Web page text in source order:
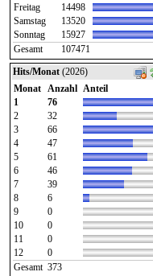
Freitag
14498
Samstag
13520
Sonntag
15927
Gesamt
107471
Hits/Monat (2026)
Monat
Anzahl Anteil
1
76
2
32
3
66
4
47
5
61
6
46
7
39
8
6
9
0
10
0
11
0
12
0
Gesamt 373